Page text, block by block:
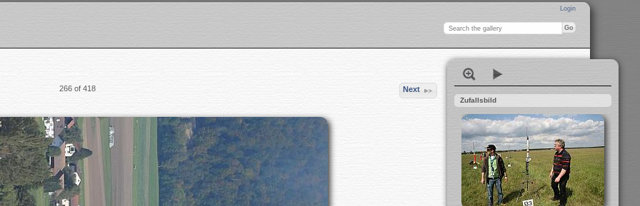
Login
266 of 418 Next
Zufallsbild